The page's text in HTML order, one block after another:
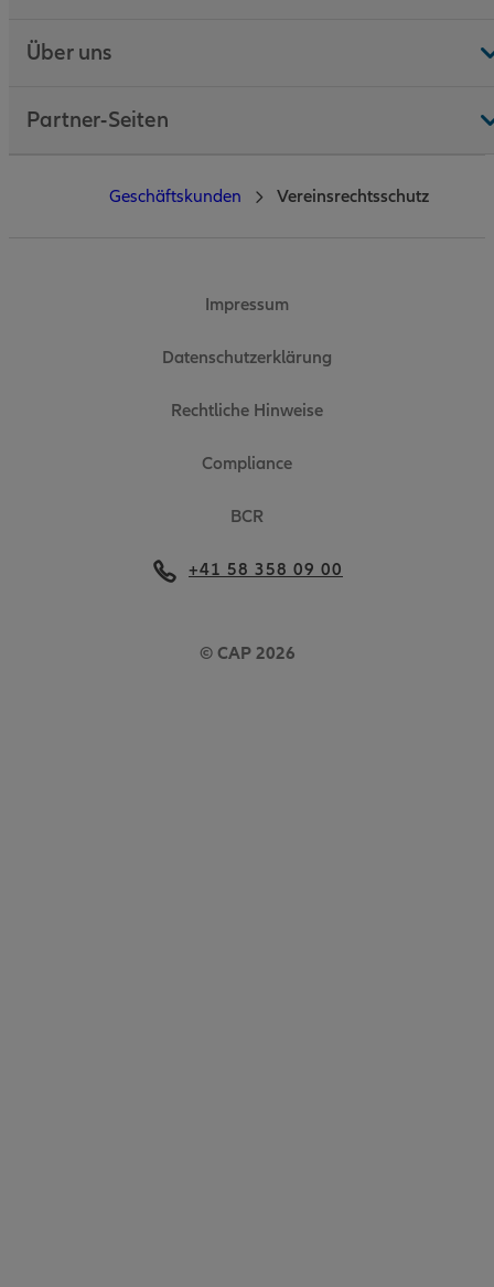
Über uns
Partner-Seiten
Impressum
Datenschutzerklärung
Rechtliche Hinweise
Compliance
BCR
© CAP 2026
+41 58 358 09 00
Geschäftskunden Vereinsrechtsschutz